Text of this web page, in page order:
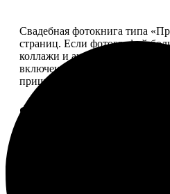
Свадебная фотокнига типа
страниц. Если фотографий
коллажи и аккуратно
включена, стоимость
пришлем вам на согласование
Форматы и цены